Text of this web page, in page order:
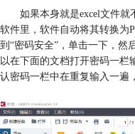
如果本身就是excel文件就
软件里，软件自动将其转换为
到“密码安全”，单击一下，然
以在下面的文档打开密码一栏
认密码一栏中在重复输入一遍